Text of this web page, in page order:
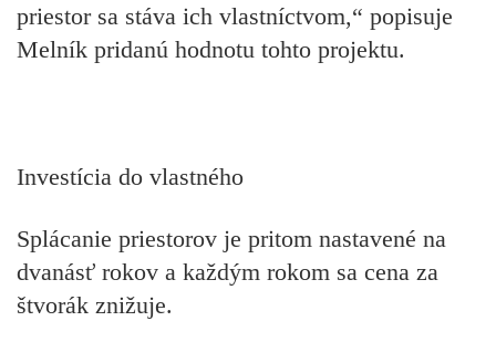
priestor sa stáva ich vlastníctvom,“ popisuje
Melník pridanú hodnotu tohto projektu.
Investícia do vlastného
Splácanie priestorov je pritom nastavené na
dvanásť rokov a každým rokom sa cena za
štvorák znižuje.